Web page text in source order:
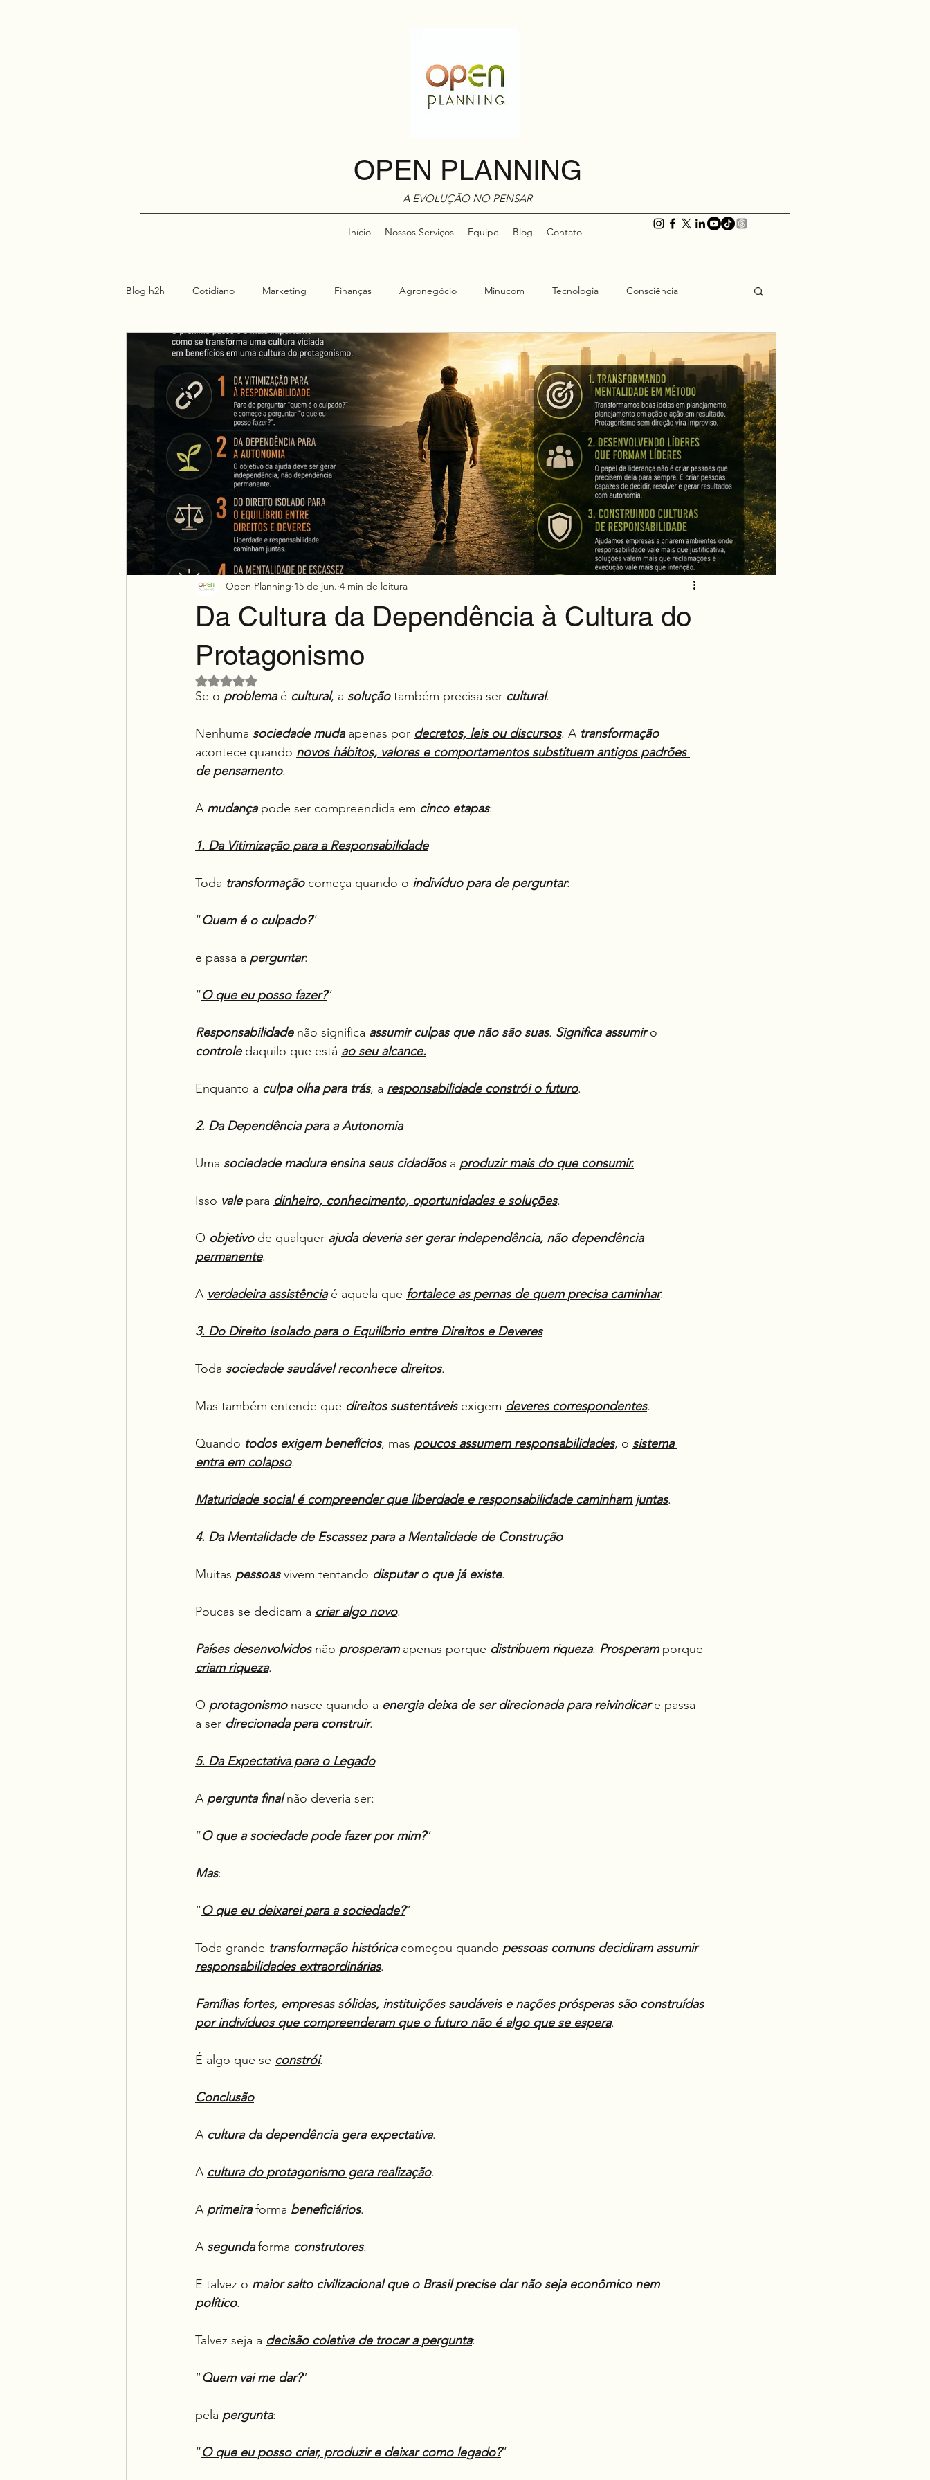
OPEN PLANNING
A EVOLUÇÃO NO PENSAR
Início Nossos Serviços Equipe Blog Contato
Blog h2h Cotidiano Marketing Finanças Agronegócio Minucom Tecnologia Consciência
Negócio Espiritualidade Mkt h2h
Da Cultura da Dependência à Cultura do
Protagonismo
Open Planning 15 de jun. 4 min de leitura
Avaliado com NaN de 5 estrelas.
Se o problema é cultural, a solução também precisa ser cultural.
Nenhuma sociedade muda apenas por decretos, leis ou discursos. A transformação
acontece quando novos hábitos, valores e comportamentos substituem antigos padrões
de pensamento.
A mudança pode ser compreendida em cinco etapas:
1. Da Vitimização para a Responsabilidade
Toda transformação começa quando o indivíduo para de perguntar:
“Quem é o culpado?”
e passa a perguntar:
“O que eu posso fazer?”
Responsabilidade não significa assumir culpas que não são suas. Significa assumir o
controle daquilo que está ao seu alcance.
Enquanto a culpa olha para trás, a responsabilidade constrói o futuro.
2. Da Dependência para a Autonomia
Uma sociedade madura ensina seus cidadãos a produzir mais do que consumir.
Isso vale para dinheiro, conhecimento, oportunidades e soluções.
O objetivo de qualquer ajuda deveria ser gerar independência, não dependência
permanente.
A verdadeira assistência é aquela que fortalece as pernas de quem precisa caminhar.
3. Do Direito Isolado para o Equilíbrio entre Direitos e Deveres
Toda sociedade saudável reconhece direitos.
Mas também entende que direitos sustentáveis exigem deveres correspondentes.
Quando todos exigem benefícios, mas poucos assumem responsabilidades, o sistema
entra em colapso.
Maturidade social é compreender que liberdade e responsabilidade caminham juntas.
4. Da Mentalidade de Escassez para a Mentalidade de Construção
Muitas pessoas vivem tentando disputar o que já existe.
Poucas se dedicam a criar algo novo.
Países desenvolvidos não prosperam apenas porque distribuem riqueza. Prosperam porque
criam riqueza.
O protagonismo nasce quando a energia deixa de ser direcionada para reivindicar e passa
a ser direcionada para construir.
5. Da Expectativa para o Legado
A pergunta final não deveria ser:
“O que a sociedade pode fazer por mim?”
Mas:
“O que eu deixarei para a sociedade?”
Toda grande transformação histórica começou quando pessoas comuns decidiram assumir
responsabilidades extraordinárias.
Famílias fortes, empresas sólidas, instituições saudáveis e nações prósperas são construídas
por indivíduos que compreenderam que o futuro não é algo que se espera.
É algo que se constrói.
Conclusão
A cultura da dependência gera expectativa.
A cultura do protagonismo gera realização.
A primeira forma beneficiários.
A segunda forma construtores.
E talvez o maior salto civilizacional que o Brasil precise dar não seja econômico nem
político.
Talvez seja a decisão coletiva de trocar a pergunta:
“Quem vai me dar?”
pela pergunta:
“O que eu posso criar, produzir e deixar como legado?”